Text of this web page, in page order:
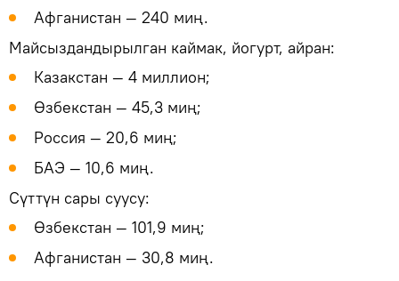
Афганистан — 240 миң.
Майсыздандырылган каймак, йогурт, айран:
Казакстан — 4 миллион;
Өзбекстан — 45,3 миң;
Россия — 20,6 миң;
БАЭ — 10,6 миң.
Сүттүн сары суусу:
Өзбекстан — 101,9 миң;
Афганистан — 30,8 миң.